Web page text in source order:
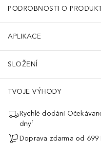
PODROBNOSTI O
APLIKACE
SLOŽENÍ
TVOJE VÝHODY
Rychlé dodání
dny¹
Doprava zdarma od 699